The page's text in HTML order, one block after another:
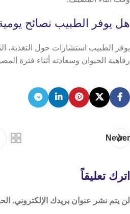
هل يوفر الطبيب نصائح
يوفر الطبيب استشارات حول التغذية،
رفاهية الحيوان وسعادته أثناء فترة
Newer
اترك تعليقاً
لن يتم نشر عنوان بريدك الإلكتروني.